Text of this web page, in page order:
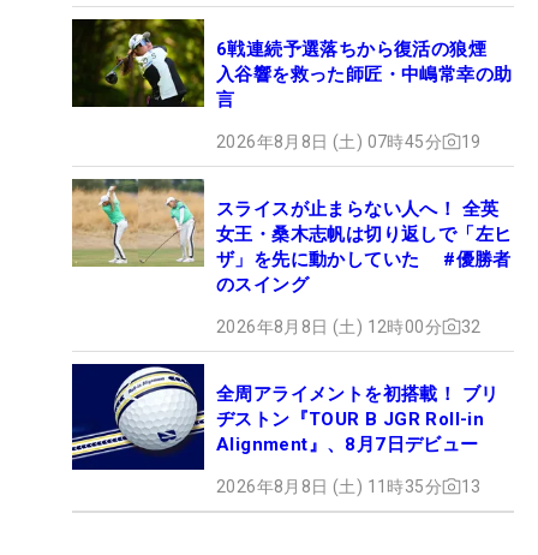
6戦連続予選落ちから復活の狼煙
入谷響を救った師匠・中嶋常幸の助
言
2026年8月8日 (土) 07時45分 19
スライスが止まらない人へ！ 全英
女王・桑木志帆は切り返しで「左ヒ
ザ」を先に動かしていた #優勝者
のスイング
2026年8月8日 (土) 12時00分 32
全周アライメントを初搭載！ ブリ
ヂストン『TOUR B JGR Roll-in
Alignment』、8月7日デビュー
2026年8月8日 (土) 11時35分 13